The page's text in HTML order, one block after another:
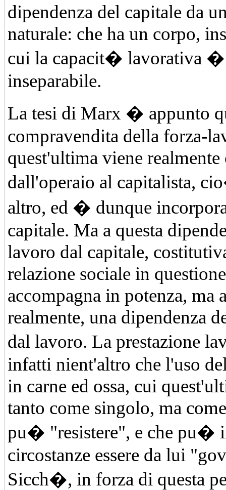
dipendenza del capitale da
naturale: che ha un corpo,
cui la capacit� lavorativa �
inseparabile.
La tesi di Marx � appunto
compravendita della forza-
quest'ultima viene realmente
dall'operaio al capitalista,
altro, ed � dunque
capitale. Ma a questa
lavoro dal capitale,
relazione sociale in
accompagna in potenza, ma
realmente, una dipendenza
dal lavoro. La prestazione
infatti nient'altro che l'uso
in carne ed ossa, cui
tanto come singolo, ma
pu� "resistere", e che pu�
circostanze essere da lui
Sicch�, in forza di questa